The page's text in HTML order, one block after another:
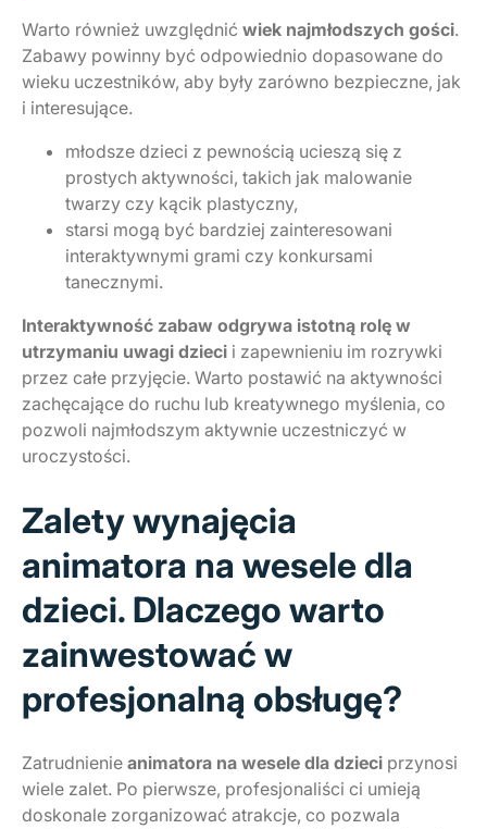
Warto również uwzględnić wiek najmłodszych gości.
Zabawy powinny być odpowiednio dopasowane do
wieku uczestników, aby były zarówno bezpieczne, jak
i interesujące.
młodsze dzieci z pewnością ucieszą się z
prostych aktywności, takich jak malowanie
twarzy czy kącik plastyczny,
starsi mogą być bardziej zainteresowani
interaktywnymi grami czy konkursami
tanecznymi.
Interaktywność zabaw odgrywa istotną rolę w
utrzymaniu uwagi dzieci i zapewnieniu im rozrywki
przez całe przyjęcie. Warto postawić na aktywności
zachęcające do ruchu lub kreatywnego myślenia, co
pozwoli najmłodszym aktywnie uczestniczyć w
uroczystości.
Zalety wynajęcia
animatora na wesele dla
dzieci. Dlaczego warto
zainwestować w
profesjonalną obsługę?
Zatrudnienie animatora na wesele dla dzieci przynosi
wiele zalet. Po pierwsze, profesjonaliści ci umieją
doskonale zorganizować atrakcje, co pozwala